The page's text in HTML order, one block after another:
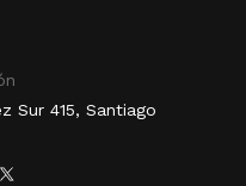
Sur 415, Santiago